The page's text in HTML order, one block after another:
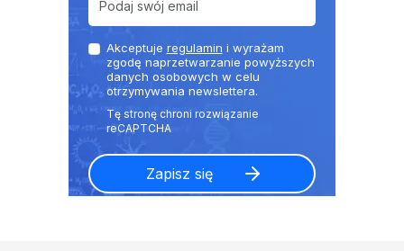
Akceptuje regulamin i wyrażam
zgodę naprzetwarzanie powyższych
danych osobowych w celu
otrzymywania newslettera.